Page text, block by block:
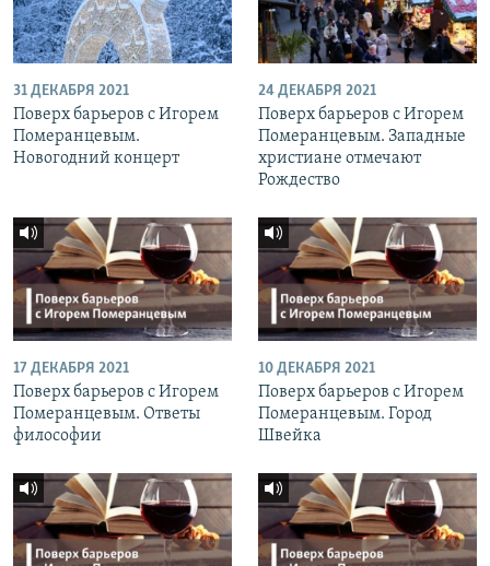
31 ДЕКАБРЯ 2021
Поверх барьеров с Игорем
Померанцевым.
Новогодний концерт
24 ДЕКАБРЯ 2021
Поверх барьеров с Игорем
Померанцевым. Западные
христиане отмечают
Рождество
17 ДЕКАБРЯ 2021
Поверх барьеров с Игорем
Померанцевым. Ответы
философии
10 ДЕКАБРЯ 2021
Поверх барьеров с Игорем
Померанцевым. Город
Швейка